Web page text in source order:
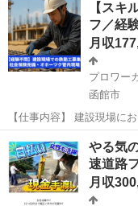
【スキ
フ／経
月収
プロワー
函館市
【仕事内容】 建設現場に
体的には、鉄筋の加工や組立作業が中
北海道 函館市 その他
やる気
速道路
月収